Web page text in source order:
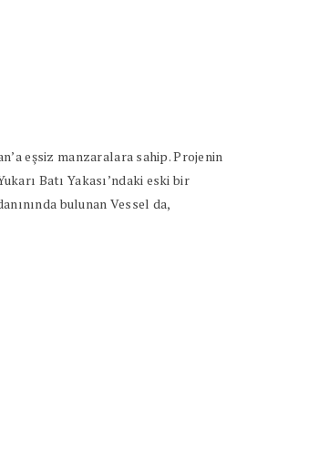
eşsiz manzaralara sahip. Projenin
Batı Yakası’ndaki eski bir
bulunan Vessel da,